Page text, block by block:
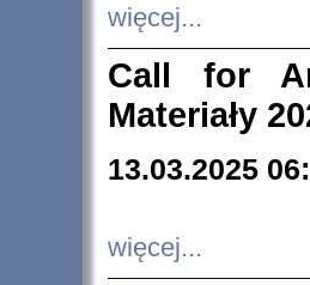
więcej...
Call for
Materiały
13.03.2025
więcej...